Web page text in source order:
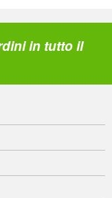
in tutto il